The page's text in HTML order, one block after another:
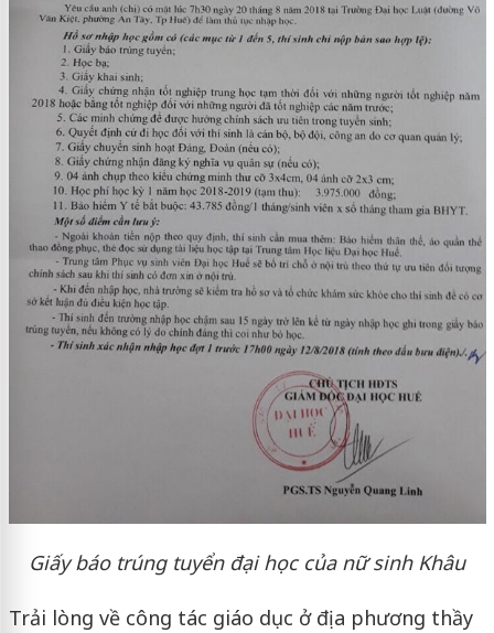
Giấy báo trúng tuyển đại học của nữ sinh Khâu
Trải lòng về công tác giáo dục ở địa phương thầy